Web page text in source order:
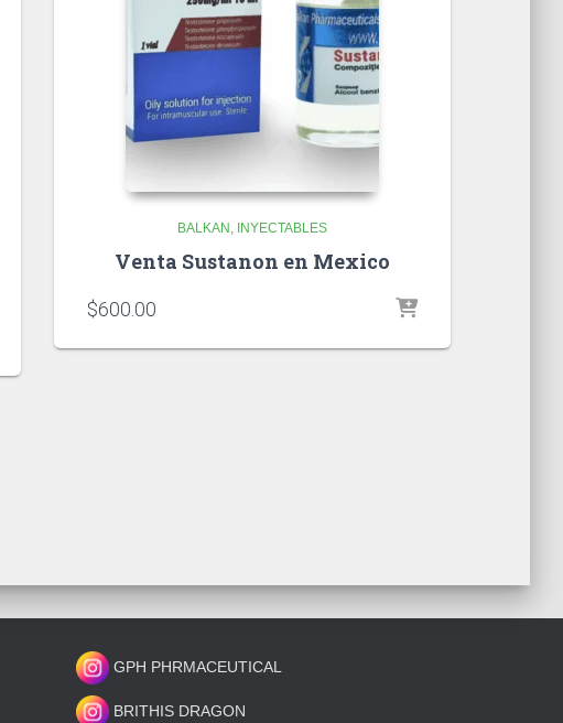
BALKAN INYECTABLES
Venta Sustanon en Mexico
$600.00
GPH PHRMACEUTICAL
BRITHIS DRAGON